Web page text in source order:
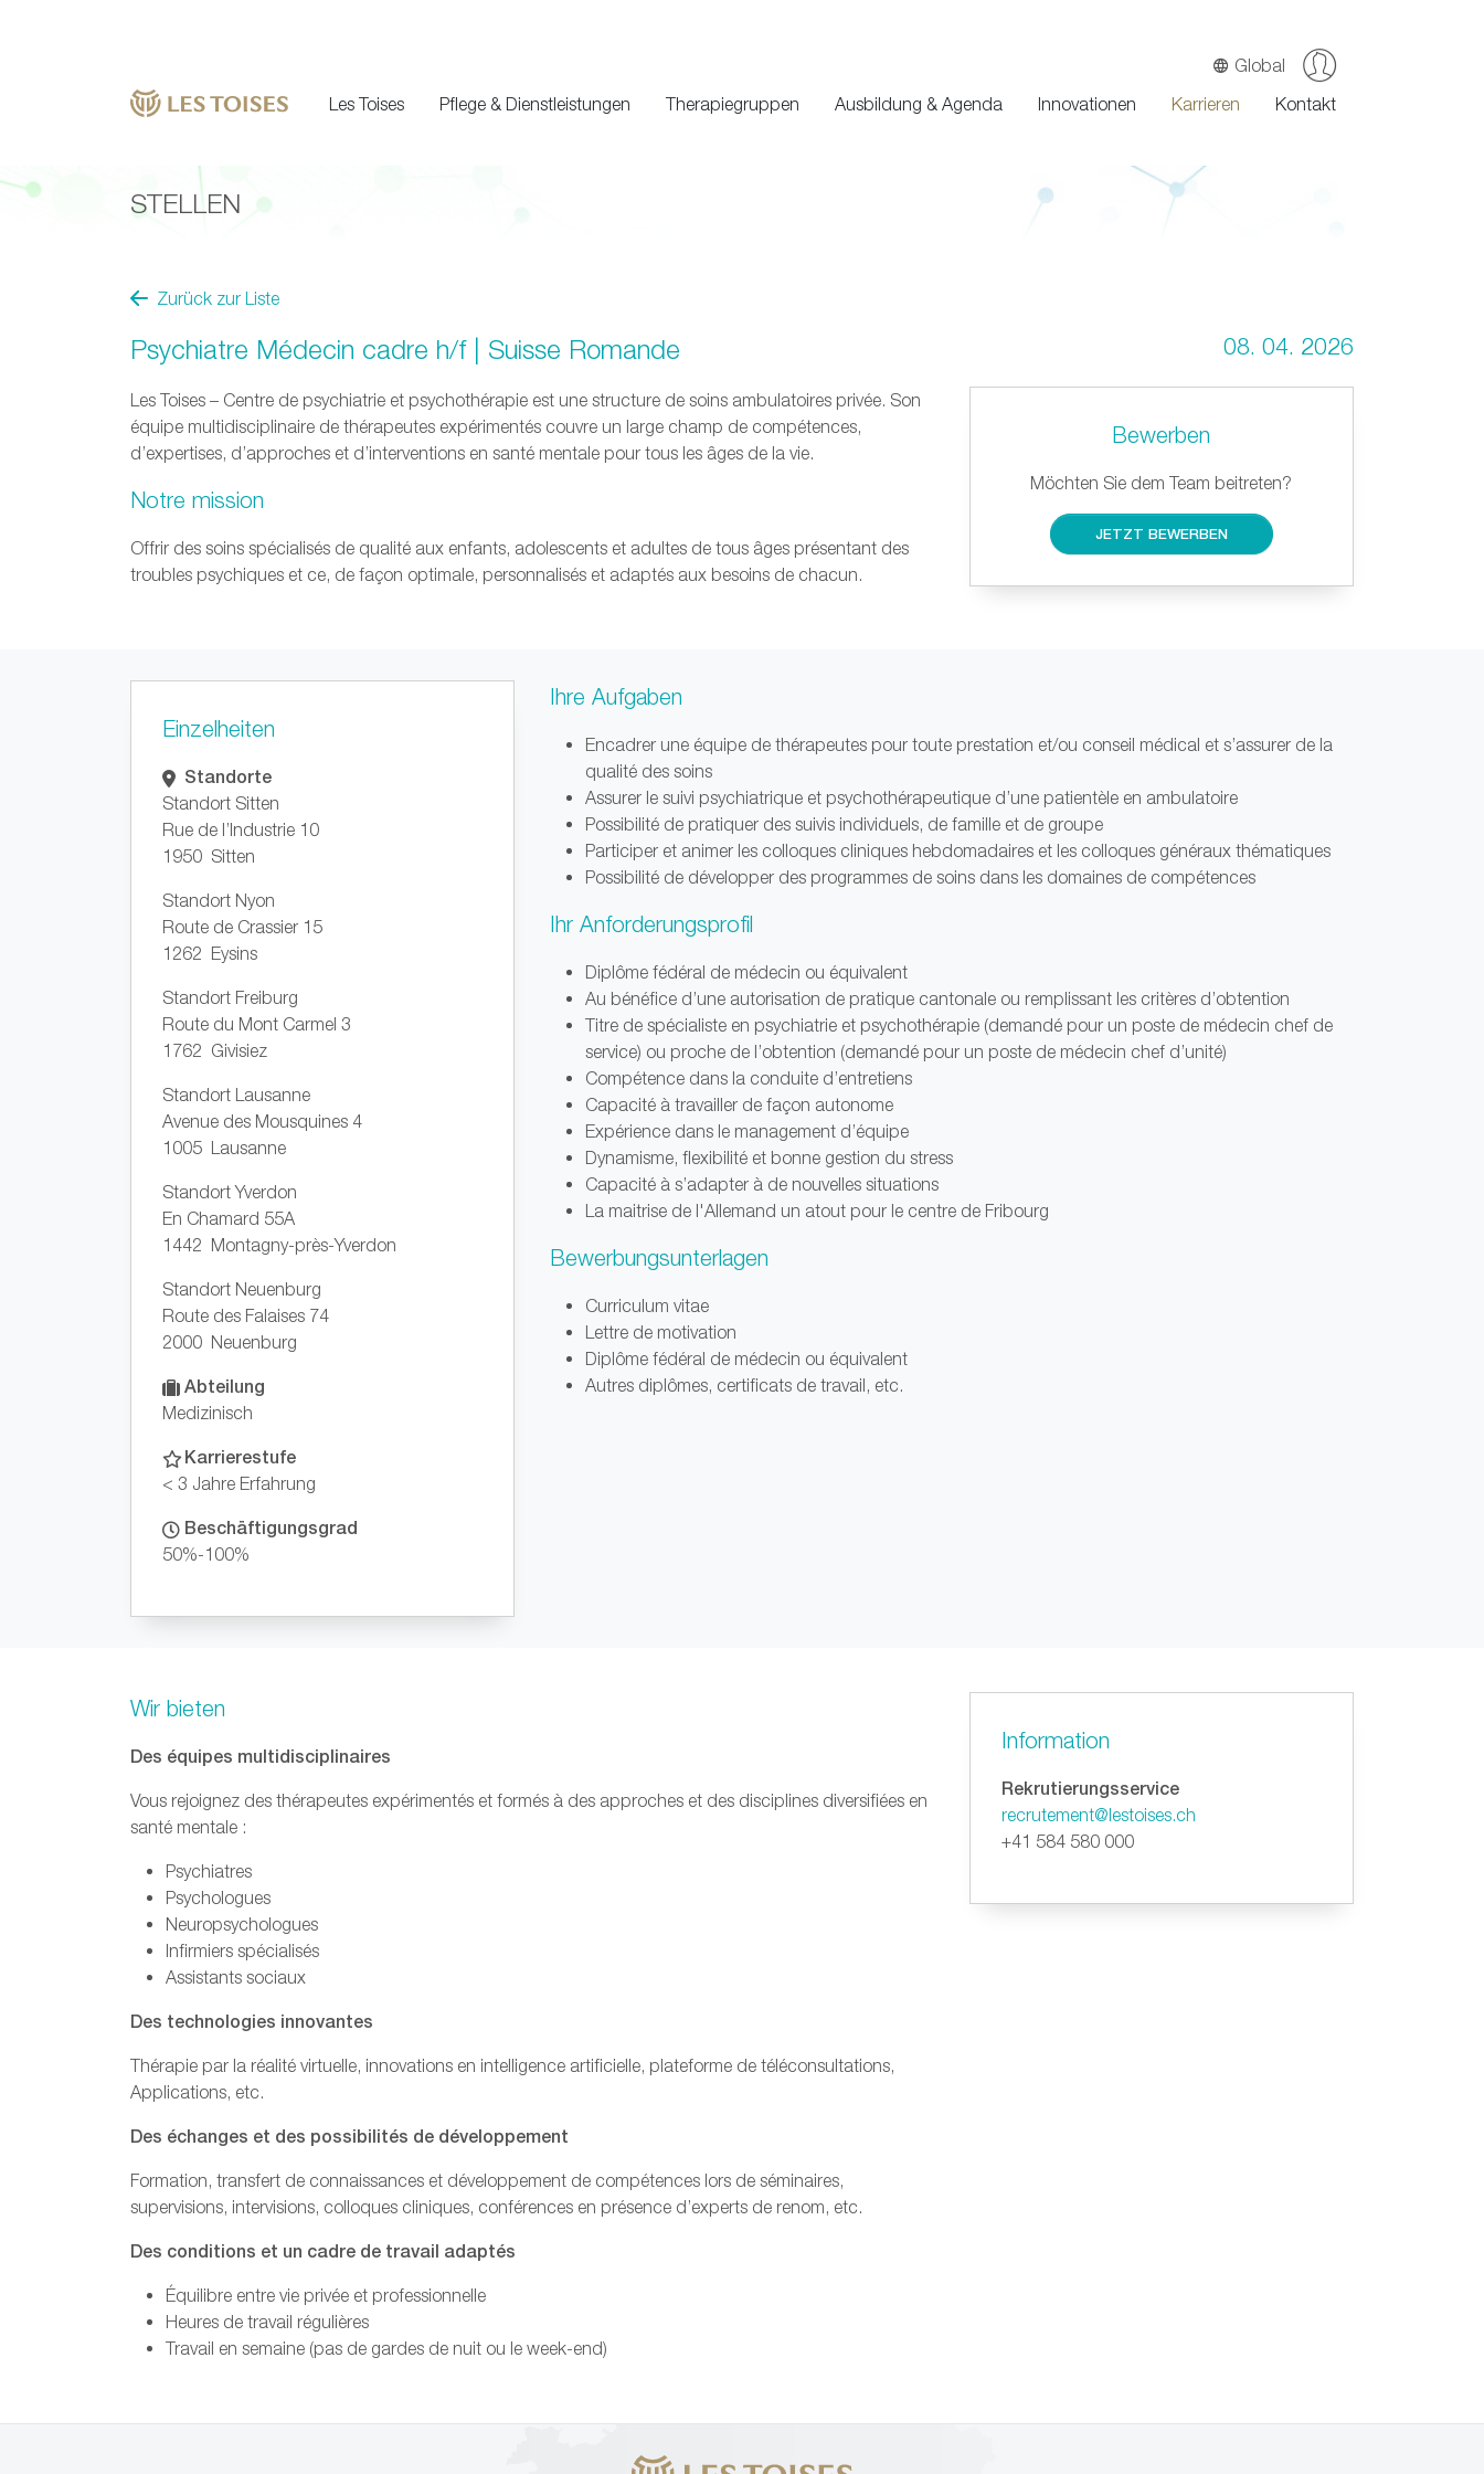
Les Toises Pflege & Dienstleistungen Therapiegruppen Ausbildung & Agenda Innovationen Karrieren Kontakt
Global
STELLEN
Zurück zur Liste
Psychiatre Médecin cadre h/f | Suisse Romande 08. 04. 2026
Les Toises – Centre de psychiatrie et psychothérapie est une structure de soins ambulatoires privée. Son
équipe multidisciplinaire de thérapeutes expérimentés couvre un large champ de compétences,
d’expertises, d’approches et d’interventions en santé mentale pour tous les âges de la vie.
Notre mission
Offrir des soins spécialisés de qualité aux enfants, adolescents et adultes de tous âges présentant des
troubles psychiques et ce, de façon optimale, personnalisés et adaptés aux besoins de chacun.
Bewerben
Möchten Sie dem Team beitreten?
JETZT BEWERBEN
Einzelheiten
Standorte
Standort Sitten
Rue de l’Industrie 10
1950 Sitten
Standort Nyon
Route de Crassier 15
1262 Eysins
Standort Freiburg
Route du Mont Carmel 3
1762 Givisiez
Standort Lausanne
Avenue des Mousquines 4
1005 Lausanne
Standort Yverdon
En Chamard 55A
1442 Montagny-près-Yverdon
Standort Neuenburg
Route des Falaises 74
2000 Neuenburg
Abteilung
Medizinisch
Karrierestufe
< 3 Jahre Erfahrung
Beschäftigungsgrad
50%-100%
Ihre Aufgaben
Encadrer une équipe de thérapeutes pour toute prestation et/ou conseil médical et s’assurer de la
qualité des soins
Assurer le suivi psychiatrique et psychothérapeutique d’une patientèle en ambulatoire
Possibilité de pratiquer des suivis individuels, de famille et de groupe
Participer et animer les colloques cliniques hebdomadaires et les colloques généraux thématiques
Possibilité de développer des programmes de soins dans les domaines de compétences
Ihr Anforderungsprofil
Diplôme fédéral de médecin ou équivalent
Au bénéfice d’une autorisation de pratique cantonale ou remplissant les critères d’obtention
Titre de spécialiste en psychiatrie et psychothérapie (demandé pour un poste de médecin chef de
service) ou proche de l’obtention (demandé pour un poste de médecin chef d’unité)
Compétence dans la conduite d’entretiens
Capacité à travailler de façon autonome
Expérience dans le management d’équipe
Dynamisme, flexibilité et bonne gestion du stress
Capacité à s’adapter à de nouvelles situations
La maitrise de l'Allemand un atout pour le centre de Fribourg
Bewerbungsunterlagen
Curriculum vitae
Lettre de motivation
Diplôme fédéral de médecin ou équivalent
Autres diplômes, certificats de travail, etc.
Wir bieten
Des équipes multidisciplinaires
Vous rejoignez des thérapeutes expérimentés et formés à des approches et des disciplines diversifiées en
santé mentale :
Psychiatres
Psychologues
Neuropsychologues
Infirmiers spécialisés
Assistants sociaux
Des technologies innovantes
Thérapie par la réalité virtuelle, innovations en intelligence artificielle, plateforme de téléconsultations,
Applications, etc.
Des échanges et des possibilités de développement
Formation, transfert de connaissances et développement de compétences lors de séminaires,
supervisions, intervisions, colloques cliniques, conférences en présence d’experts de renom, etc.
Des conditions et un cadre de travail adaptés
Équilibre entre vie privée et professionnelle
Heures de travail régulières
Travail en semaine (pas de gardes de nuit ou le week-end)
Information
Rekrutierungsservice
recrutement@lestoises.ch
+41 584 580 000